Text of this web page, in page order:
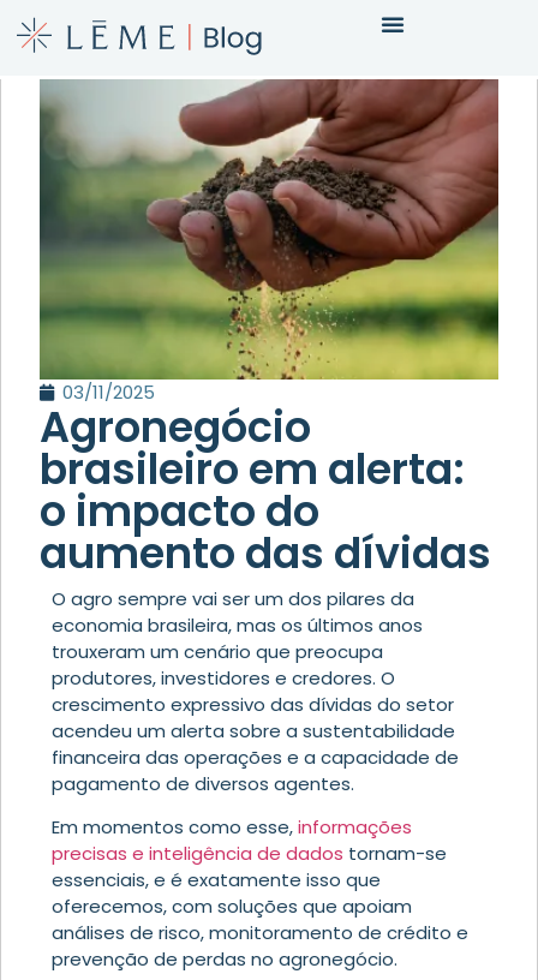
03/11/2025
Agronegócio
brasileiro em alerta:
o impacto do
aumento das dívidas
O agro sempre vai ser um dos pilares da
economia brasileira, mas os últimos anos
trouxeram um cenário que preocupa
produtores, investidores e credores. O
crescimento expressivo das dívidas do setor
acendeu um alerta sobre a sustentabilidade
financeira das operações e a capacidade de
pagamento de diversos agentes.
Em momentos como esse,informações
precisas e inteligência de dados tornam-se
essenciais, e é exatamente isso que
oferecemos, com soluções que apoiam
análises de risco, monitoramento de crédito e
prevenção de perdas no agronegócio.